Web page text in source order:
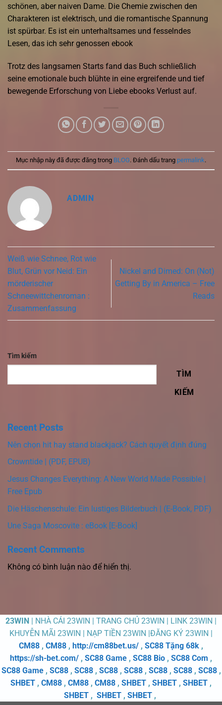
schönen, aber naiven Dame. Die Chemie zwischen den
Charakteren ist elektrisch, und die romantische Spannung
ist spürbar. Es ist ein unterhaltsames und fesselndes
Lesen, das ich sehr genossen ebook
Trotz des langsamen Starts fand das Buch schließlich
seine emotionale buch blühte in eine ergreifende und tief
bewegende Erforschung von Liebe ebooks Verlust auf.
Mục nhập này đã được đăng trong BLOG. Đánh dấu trang permalink.
ADMIN
Weiß wie Schnee, Rot wie
Blut, Grün vor Neid: Ein
mörderischer
Schneewittchenroman :
Zusammenfassung
Nickel and Dimed: On (Not)
Getting By in America – Free
Reads
Tìm kiếm
TÌM
KIẾM
Recent Posts
Nên chọn hit hay stand blackjack? Cách quyết định đúng
Crowntide | (PDF, EPUB)
Jesus Changes Everything: A New World Made Possible |
Free Epub
Die Häschenschule: Ein lustiges Bilderbuch | (E-Book, PDF)
Une Saga Moscovite : eBook [E-Book]
Recent Comments
Không có bình luận nào để hiển thị.
23WIN | NHÀ CÁI 23WIN | TRANG CHỦ 23WIN | LINK 23WIN |
KHUYỄN MÃI 23WIN | NẠP TIỀN 23WIN |ĐĂNG KÝ 23WIN |
CM88 , CM88 , http://cm88bet.us/ , SC88 Tặng 68k ,
https://sh-bet.com/ , SC88 Game , SC88 Bio , SC88 Com ,
SC88 Game, SC88, SC88, SC88, SC88, SC88, SC88, SC88,
SHBET , CM88 , CM88 , CM88 , SHBET , SHBET , SHBET ,
SHBET , SHBET , SHBET ,